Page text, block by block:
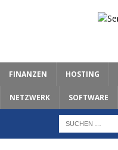
FINANZEN HOSTING
NETZWERK SOFTWARE